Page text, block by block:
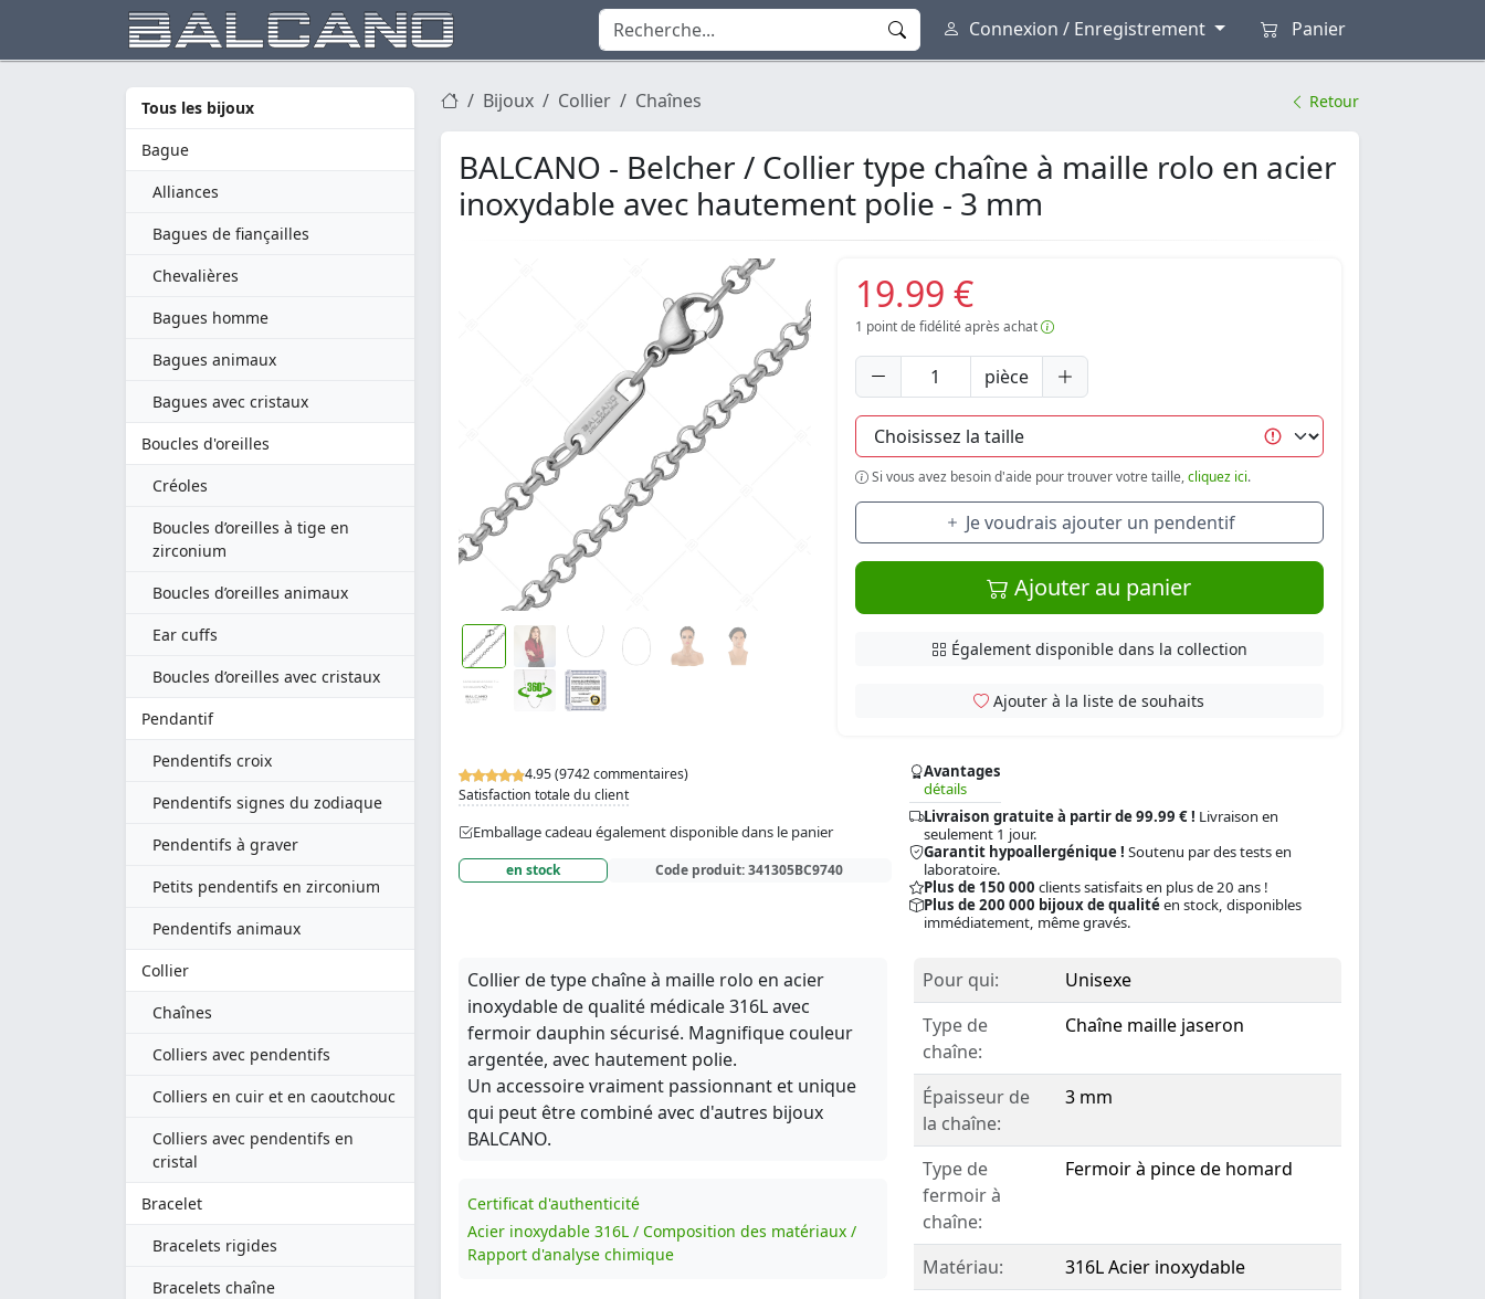
Connexion / Enregistrement Panier
Tous les bijoux
Bague
Alliances
Bagues de fiançailles
Chevalières
Bagues homme
Bagues animaux
Bagues avec cristaux
Boucles d'oreilles
Créoles
Boucles d’oreilles à tige en
zirconium
Boucles d’oreilles animaux
Ear cuffs
Boucles d’oreilles avec cristaux
Pendantif
Pendentifs croix
Pendentifs signes du zodiaque
Pendentifs à graver
Petits pendentifs en zirconium
Pendentifs animaux
Collier
Chaînes
Colliers avec pendentifs
Colliers en cuir et en caoutchouc
Colliers avec pendentifs en
cristal
Bracelet
Bracelets rigides
Bracelets chaîne
Bijoux Collier Chaînes Retour
BALCANO - Belcher / Collier type chaîne à maille rolo en acier
inoxydable avec hautement polie - 3 mm
4.95 (9742 commentaires)
Satisfaction totale du client
Emballage cadeau également disponible dans le panier
en stock Code produit:341305BC9740
Avantages
détails
Livraison gratuite à partir de 99.99 € ! Livraison en
seulement 1 jour.
Garantit hypoallergénique ! Soutenu par des tests en
laboratoire.
Plus de 150 000 clients satisfaits en plus de 20 ans !
Plus de 200 000 bijoux de qualitéen stock, disponibles
immédiatement, même gravés.
19.99 €
1 point de fidélité après achat
pièce
Si vous avez besoin d'aide pour trouver votre taille,cliquez ici.
Je voudrais ajouter un pendentif
Ajouter au panier
Également disponible dans la collection
Ajouter à la liste de souhaits
Collier de type chaîne à maille rolo en acier
inoxydable de qualité médicale 316L avec
fermoir dauphin sécurisé. Magnifique couleur
argentée, avec hautement polie.
Un accessoire vraiment passionnant et unique
qui peut être combiné avec d'autres bijoux
BALCANO.
Certificat d'authenticité
Acier inoxydable 316L / Composition des matériaux /
Rapport d'analyse chimique
Pour qui:
Unisexe
Type de
chaîne:
Chaîne maille jaseron
Épaisseur de
la chaîne:
3 mm
Type de
fermoir à
chaîne:
Fermoir à pince de homard
Matériau:
316L Acier inoxydable